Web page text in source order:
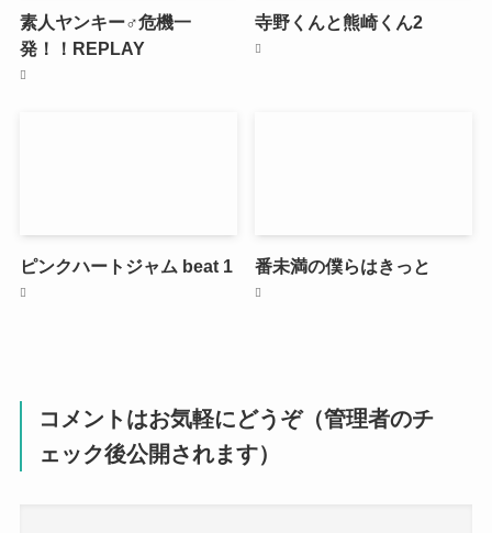
素人ヤンキー♂危機一
発！！REPLAY
寺野くんと熊崎くん2
ピンクハートジャム beat 1 番未満の僕らはきっと
コメントはお気軽にどうぞ（管理者のチ
ェック後公開されます）